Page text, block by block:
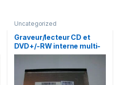
Uncategorized
Graveur/lecteur CD et
DVD+/-RW interne multi-
recorder portable SN-